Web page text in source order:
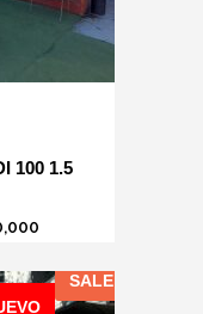
100 1.5
actualSALE